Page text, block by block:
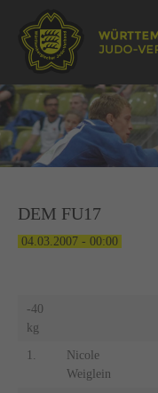
DEM FU17
04.03.2007 - 00:00
-40
kg
1.
Nicole
Weiglein